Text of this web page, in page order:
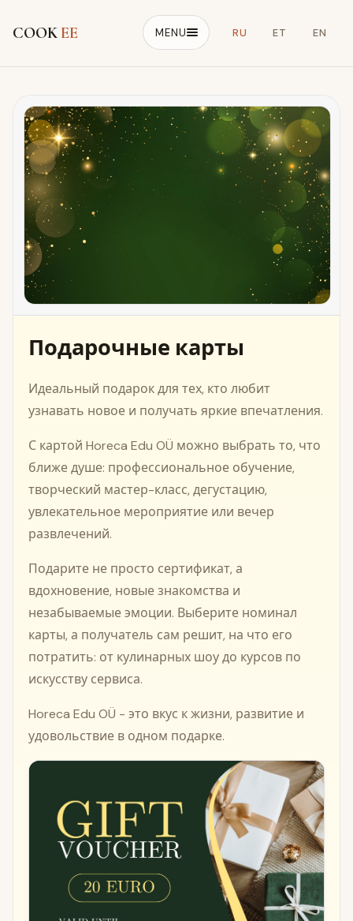
COOK EE MENU RU ET EN
Подарочные карты
Идеальный подарок для тех, кто любит
узнавать новое и получать яркие впечатления.
С картой Horeca Edu OÜ можно выбрать то, что
ближе душе: профессиональное обучение,
творческий мастер-класс, дегустацию,
увлекательное мероприятие или вечер
развлечений.
Подарите не просто сертификат, а
вдохновение, новые знакомства и
незабываемые эмоции. Выберите номинал
карты, а получатель сам решит, на что его
потратить: от кулинарных шоу до курсов по
искусству сервиса.
Horeca Edu OÜ - это вкус к жизни, развитие и
удовольствие в одном подарке.